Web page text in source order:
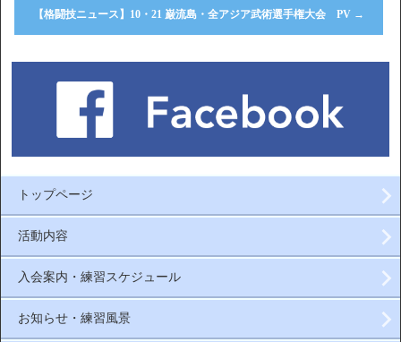
【格闘技ニュース】10・21 巌流島・全アジア武術選手権大会 PV →
トップページ
活動内容
入会案内・練習スケジュール
お知らせ・練習風景